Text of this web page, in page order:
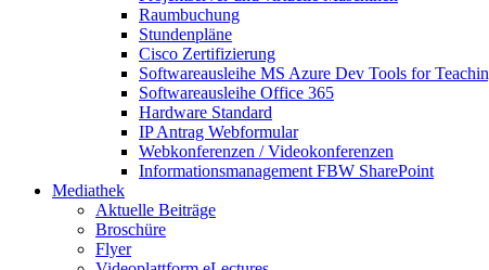
Raumbuchung
Stundenpläne
Cisco Zertifizierung
Softwareausleihe MS Azure Dev Tools for
Softwareausleihe Office 365
Hardware Standard
IP Antrag Webformular
Webkonferenzen / Videokonferenzen
Informationsmanagement FBW SharePoint
Mediathek
Aktuelle Beiträge
Broschüre
Flyer